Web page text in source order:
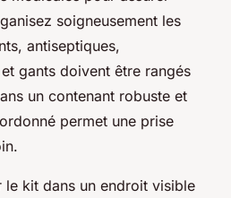
soigneusement les
antiseptiques,
gants doivent être rangés
un contenant robuste et
permet une prise
le kit dans un endroit visible